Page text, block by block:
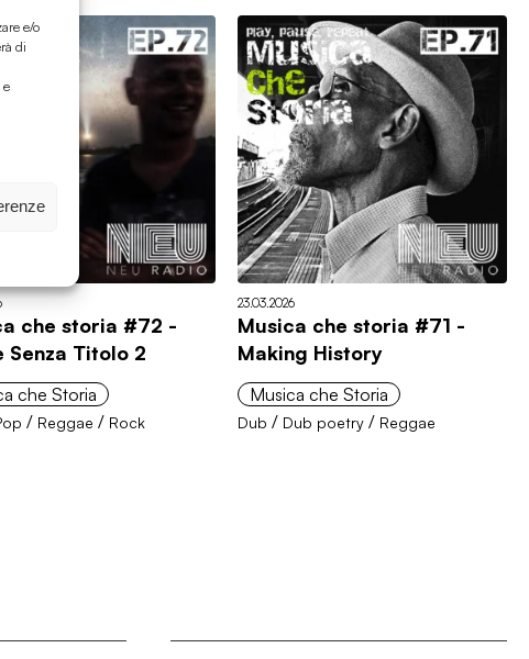
e/o
di
e
che storia #72 -
Senza Titolo 2
che Storia
/ Reggae / Rock
23.03.2026
Musica che storia #71 -
Making History
Musica che Storia
Dub / Dub poetry / Reggae